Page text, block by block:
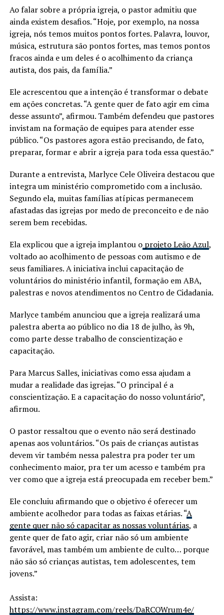
Ao falar sobre a própria igreja, o pastor admitiu que
ainda existem desafios. “Hoje, por exemplo, na nossa
igreja, nós temos muitos pontos fortes. Palavra, louvor,
música, estrutura são pontos fortes, mas temos pontos
fracos ainda e um deles é o acolhimento da criança
autista, dos pais, da família.”
Ele acrescentou que a intenção é transformar o debate
em ações concretas. “A gente quer de fato agir em cima
desse assunto”, afirmou. Também defendeu que pastores
invistam na formação de equipes para atender esse
público. “Os pastores agora estão precisando, de fato,
preparar, formar e abrir a igreja para toda essa questão.”
Durante a entrevista, Marlyce Cele Oliveira destacou que
integra um ministério comprometido com a inclusão.
Segundo ela, muitas famílias atípicas permanecem
afastadas das igrejas por medo de preconceito e de não
serem bem recebidas.
Ela explicou que a igreja implantou oprojeto Leão Azul,
voltado ao acolhimento de pessoas com autismo e de
seus familiares. A iniciativa inclui capacitação de
voluntários do ministério infantil, formação em ABA,
palestras e novos atendimentos no Centro de Cidadania.
Marlyce também anunciou que a igreja realizará uma
palestra aberta ao público no dia 18 de julho, às 9h,
como parte desse trabalho de conscientização e
capacitação.
Para Marcus Salles, iniciativas como essa ajudam a
mudar a realidade das igrejas. “O principal é a
conscientização. E a capacitação do nosso voluntário”,
afirmou.
O pastor ressaltou que o evento não será destinado
apenas aos voluntários. “Os pais de crianças autistas
devem vir também nessa palestra pra poder ter um
conhecimento maior, pra ter um acesso e também pra
ver como que a igreja está preocupada em receber bem.”
Ele concluiu afirmando que o objetivo é oferecer um
ambiente acolhedor para todas as faixas etárias. “A
gente quer não só capacitar as nossas voluntárias, a
gente quer de fato agir, criar não só um ambiente
favorável, mas também um ambiente de culto… porque
não são só crianças autistas, tem adolescentes, tem
jovens.”
Assista:
https://www.instagram.com/reels/DaRCQWrum4e/